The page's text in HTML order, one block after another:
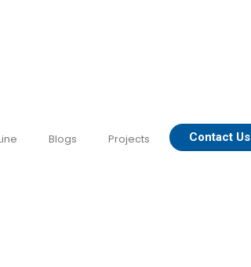
Blogs Projects Contact Us